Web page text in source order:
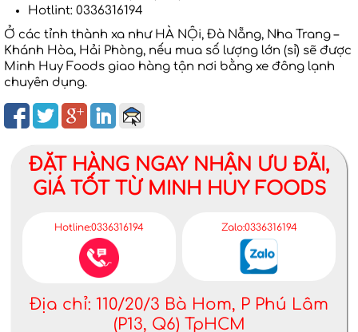
Hotlint: 0336316194
Ở các tỉnh thành xa như HÀ NỘi, Đà Nẵng, Nha Trang –
Khánh Hòa, Hải Phòng, nếu mua số lượng lớn (sỉ) sẽ được
Minh Huy Foods giao hàng tận nơi bằng xe đông lạnh
chuyên dụng.
ĐẶT HÀNG NGAY NHẬN ƯU ĐÃI,
GIÁ TỐT TỪ MINH HUY FOODS
Hotline:0336316194 Zalo:0336316194
Địa chỉ: 110/20/3 Bà Hom, P Phú Lâm
(P13, Q6) TpHCM